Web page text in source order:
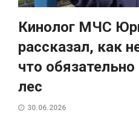
Кинолог МЧС
рассказал, как
что
лес
30.06.2026